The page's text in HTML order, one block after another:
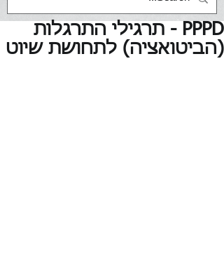
PPPD - תרגילי התרגלות
(הביטואציה) לתחושת שיוט